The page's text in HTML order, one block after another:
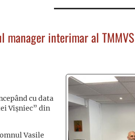
manager interimar al TMMVS
cu data
Vișniec” din
Vasile